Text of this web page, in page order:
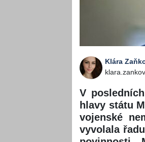
Klára
V
hlavy státu
vojenské
vyvolala